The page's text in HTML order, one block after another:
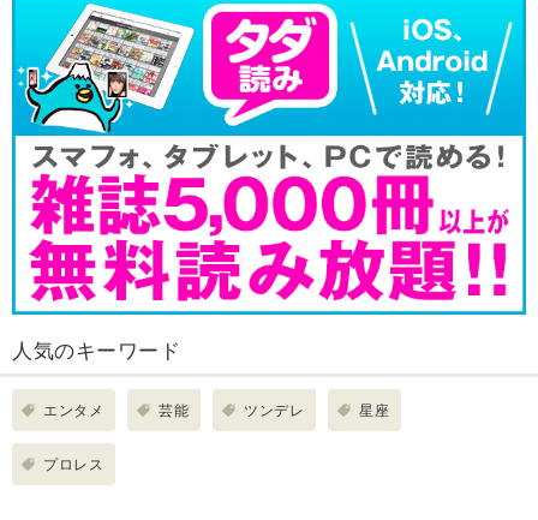
人気のキーワード
エンタメ 芸能 ツンデレ 星座
プロレス